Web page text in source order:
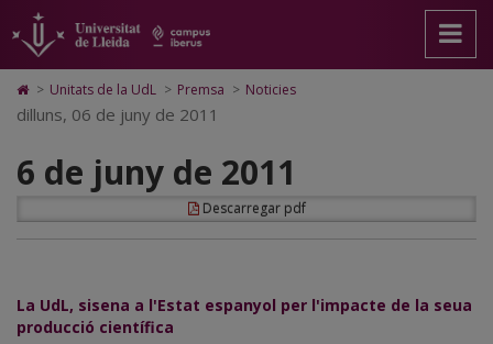
de
juny
de
2011
pàgina
principal.
Universitat
Lleida
contingut
principal
Mapa
Web.
Universitat
Cerca
Accessibilitat.
Universitat
Lleida
Icono
de
Home
ir
a
página
de
> Unitats de la UdL > Premsa > Noticies
dilluns, 06 de juny de 2011
6 de juny de 2011
Descarregar pdf
La UdL, sisena a l'Estat espanyol per l'impacte de la seua
producció científica